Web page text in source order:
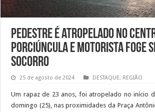
Pedestre é atropelado no
Porciúncula e motorista foge
socorro
25 de agosto de 2024 DESTAQUE, REGIÃO
Um rapaz de 23 anos, foi atropelado no início
domingo (25), nas proximidades da Praça